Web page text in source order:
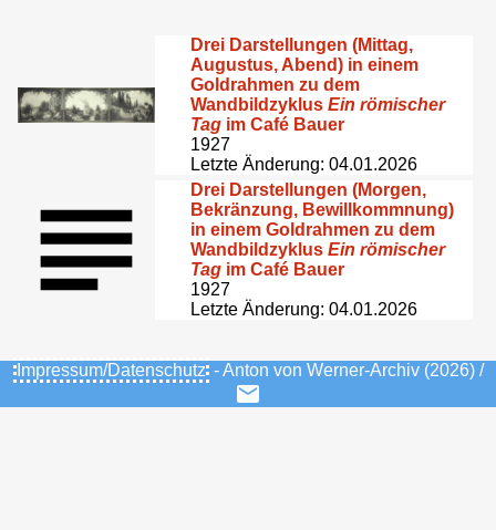
Drei Darstellungen (Mittag,
Augustus, Abend) in einem
Goldrahmen zu dem
Wandbildzyklus Ein römischer
Tag im Café Bauer
1927
Letzte Änderung: 04.01.2026
Drei Darstellungen (Morgen,
Bekränzung, Bewillkommnung)
in einem Goldrahmen zu dem
Wandbildzyklus Ein römischer
Tag im Café Bauer
1927
Letzte Änderung: 04.01.2026
Impressum/Datenschutz - Anton von Werner-Archiv (2026) /